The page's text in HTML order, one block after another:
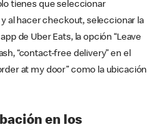
tienes que seleccionar
al hacer checkout, seleccionar la
de Uber Eats, la opción “Leave
“contact-free delivery” en el
at my door” como la ubicación
en los